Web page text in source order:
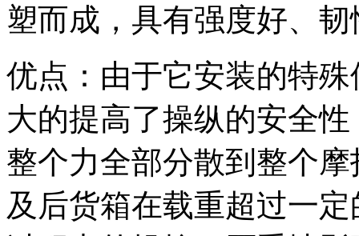
塑而成，具有强度好、
优点：由于它安装的特
大的提高了操纵的安全
整个力全部分散到整个
及后货箱在载重超过一